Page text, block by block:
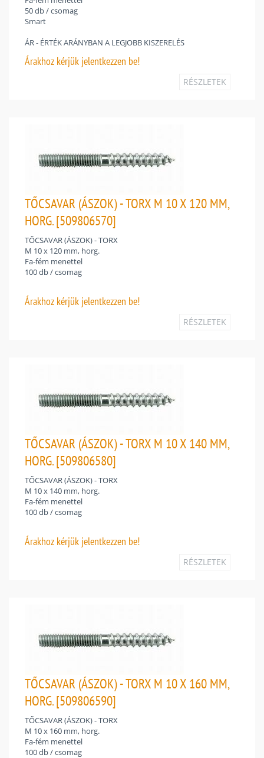
50 db / csomag
Smart
ÁR - ÉRTÉK ARÁNYBAN A LEGJOBB KISZERELÉS
Árakhoz kérjük jelentkezzen be!
RÉSZLETEK
TŐCSAVAR (ÁSZOK) - TORX M 10 X 120 MM,
HORG. [509806570]
TŐCSAVAR (ÁSZOK) - TORX
M 10 x 120 mm, horg.
Fa-fém menettel
100 db / csomag
Árakhoz kérjük jelentkezzen be!
RÉSZLETEK
TŐCSAVAR (ÁSZOK) - TORX M 10 X 140 MM,
HORG. [509806580]
TŐCSAVAR (ÁSZOK) - TORX
M 10 x 140 mm, horg.
Fa-fém menettel
100 db / csomag
Árakhoz kérjük jelentkezzen be!
RÉSZLETEK
TŐCSAVAR (ÁSZOK) - TORX M 10 X 160 MM,
HORG. [509806590]
TŐCSAVAR (ÁSZOK) - TORX
M 10 x 160 mm, horg.
Fa-fém menettel
100 db / csomag